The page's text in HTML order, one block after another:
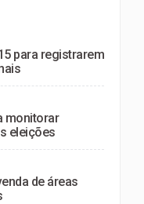
para registrarem
monitorar
eleições
de áreas